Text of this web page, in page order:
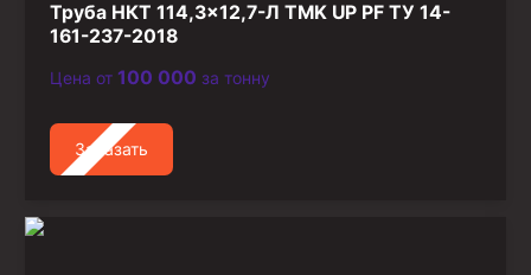
Колокола ловильные
Быстроразъёмные соединения (БРС)
Рукава буровые
Стропы
Труба НКТ 114,3×12,7-Л TMK UP PF ТУ 14-
161-237-2018
Цена от 100 000 за тонну
Заказать